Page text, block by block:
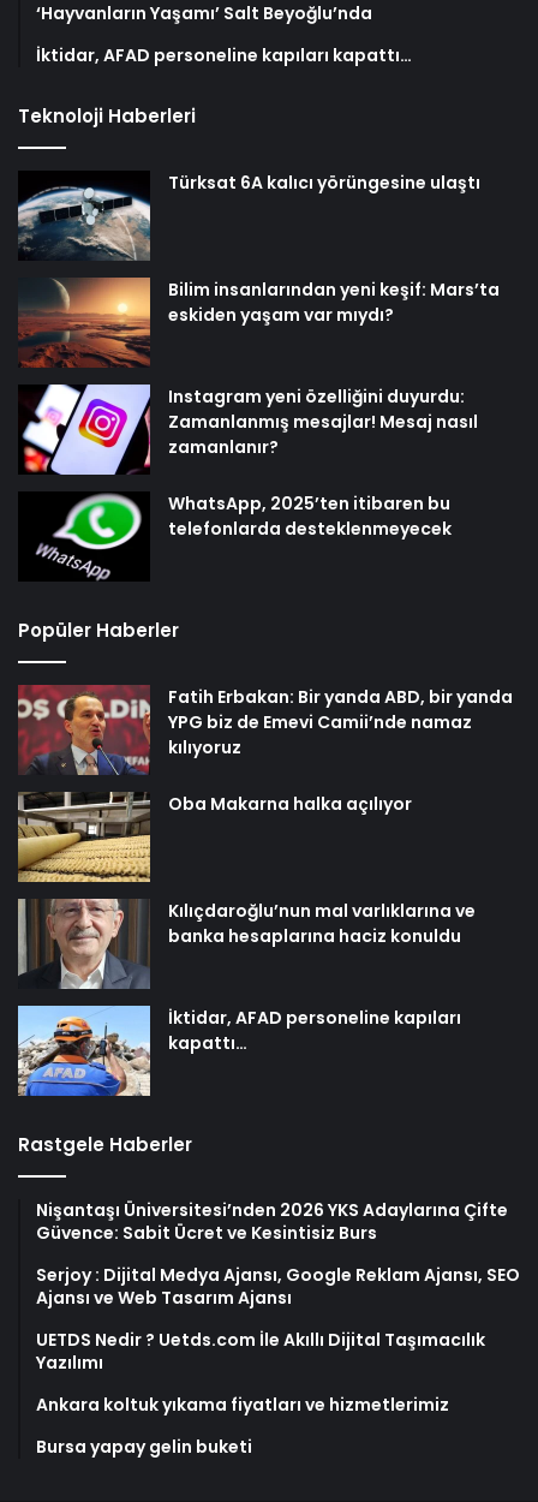
‘Hayvanların Yaşamı’ Salt Beyoğlu’nda
İktidar, AFAD personeline kapıları kapattı…
Teknoloji Haberleri
Türksat 6A kalıcı yörüngesine ulaştı
Bilim insanlarından yeni keşif: Mars’ta
eskiden yaşam var mıydı?
Instagram yeni özelliğini duyurdu:
Zamanlanmış mesajlar! Mesaj nasıl
zamanlanır?
WhatsApp, 2025’ten itibaren bu
telefonlarda desteklenmeyecek
Popüler Haberler
Fatih Erbakan: Bir yanda ABD, bir yanda
YPG biz de Emevi Camii’nde namaz
kılıyoruz
Oba Makarna halka açılıyor
Kılıçdaroğlu’nun mal varlıklarına ve
banka hesaplarına haciz konuldu
İktidar, AFAD personeline kapıları
kapattı…
Rastgele Haberler
Nişantaşı Üniversitesi’nden 2026 YKS Adaylarına Çifte
Güvence: Sabit Ücret ve Kesintisiz Burs
Serjoy : Dijital Medya Ajansı, Google Reklam Ajansı, SEO
Ajansı ve Web Tasarım Ajansı
UETDS Nedir ? Uetds.com İle Akıllı Dijital Taşımacılık
Yazılımı
Ankara koltuk yıkama fiyatları ve hizmetlerimiz
Bursa yapay gelin buketi